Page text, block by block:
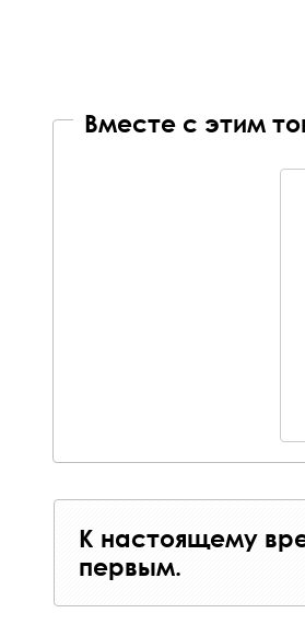
Вместе с этим
К настоящему
первым.